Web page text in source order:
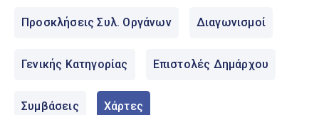
Προσκλήσεις Συλ. Οργάνων Διαγωνισμοί
Γενικής Κατηγορίας Επιστολές Δημάρχου
Συμβάσεις Χάρτες